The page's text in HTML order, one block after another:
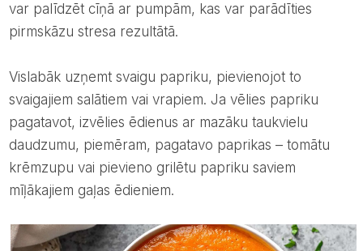
var palīdzēt cīņā ar pumpām, kas var parādīties
pirmskāzu stresa rezultātā.
Vislabāk uzņemt svaigu papriku, pievienojot to
svaigajiem salātiem vai vrapiem. Ja vēlies papriku
pagatavot, izvēlies ēdienus ar mazāku taukvielu
daudzumu, piemēram, pagatavo paprikas – tomātu
krēmzupu vai pievieno grilētu papriku saviem
mīļākajiem gaļas ēdieniem.